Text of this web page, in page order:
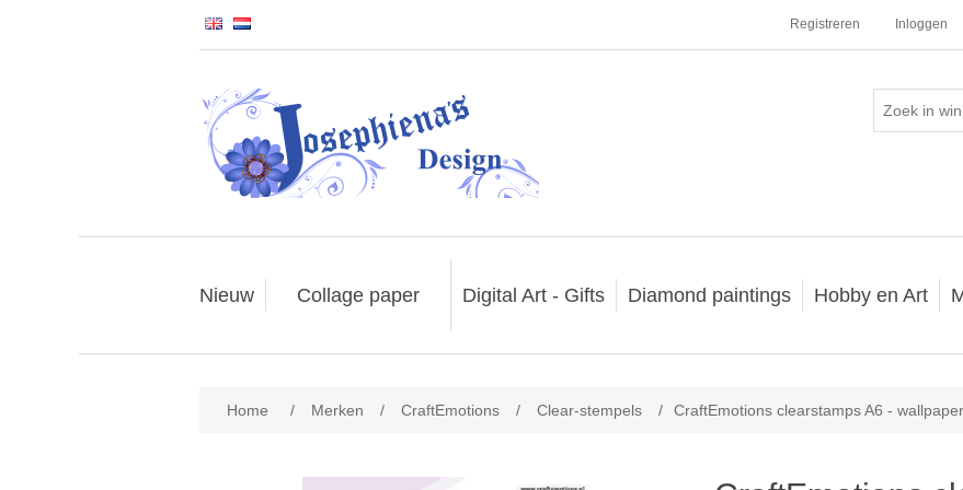
Registreren Inloggen
Nieuw Collage paper Digital Art - Gifts Diamond paintings Hobby en Art
Home / Merken / CraftEmotions / Clear-stempels / CraftEmotions clearstamps A6 -